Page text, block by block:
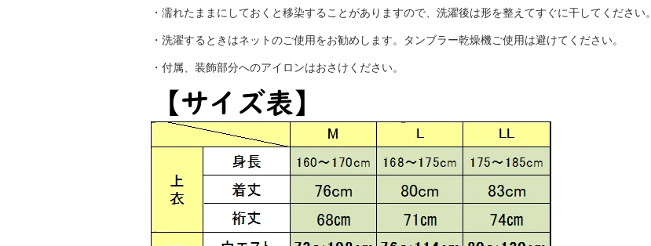
・濡れたままにしておくと移染することがありますので、洗濯後は形を整えてすぐに干してください。
・洗濯するときはネットのご使用をお勧めします。タンブラー乾燥機ご使用は避けてください。
・付属、装飾部分へのアイロンはおさけください。